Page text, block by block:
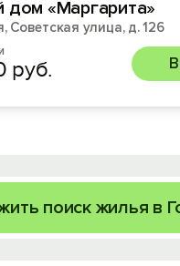
дом «Маргарита»
Советская улица, д. 126
руб.
поиск жилья в